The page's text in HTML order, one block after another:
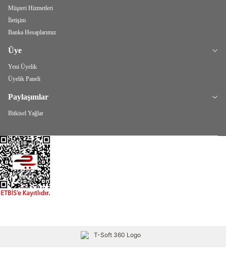
Müşteri Hizmetleri
İletişim
Banka Hesaplarımız
Üye
Yeni Üyelik
Üyelik Paneli
Paylaşımlar
Bitkisel Yağlar